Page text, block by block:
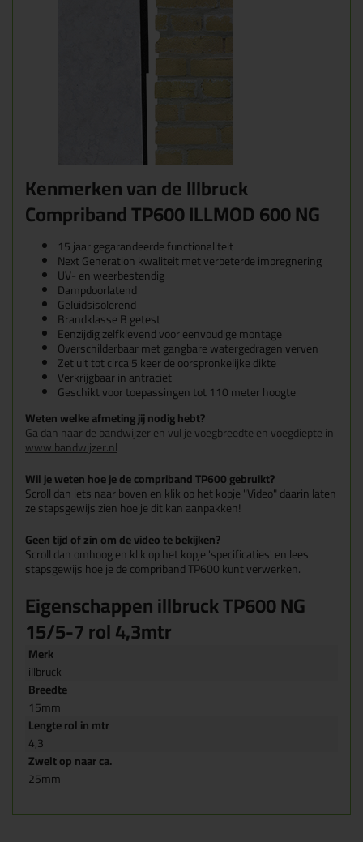
Kenmerken van de Illbruck
Compriband TP600 ILLMOD 600 NG
15 jaar gegarandeerde functionaliteit
Next Generation kwaliteit met verbeterde impregnering
UV- en weerbestendig
Dampdoorlatend
Geluidsisolerend
Brandklasse B getest
Eenzijdig zelfklevend voor eenvoudige montage
Overschilderbaar met gangbare watergedragen verven
Zet uit tot circa 5 keer de oorspronkelijke dikte
Verkrijgbaar in antraciet
Geschikt voor toepassingen tot 110 meter hoogte
Weten welke afmeting jij nodig hebt?
Ga dan naar de bandwijzer en vul je voegbreedte en voegdiepte in
www.bandwijzer.nl
Wil je weten hoe je de compriband TP600 gebruikt?
Scroll dan iets naar boven en klik op het kopje "Video" daarin laten
ze stapsgewijs zien hoe je dit kan aanpakken!
Geen tijd of zin om de video te bekijken?
Scroll dan omhoog en klik op het kopje 'specificaties' en lees
stapsgewijs hoe je de compriband TP600 kunt verwerken.
Eigenschappen illbruck TP600 NG
15/5-7 rol 4,3mtr
Merk
illbruck
Breedte
15mm
Lengte rol in mtr
4,3
Zwelt op naar ca.
25mm